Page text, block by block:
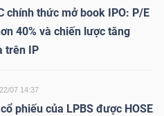
chính thức mở book IPO: P/E
40% và chiến lược tăng
trên IP
22/07 14:37
phiếu của LPBS được HOSE